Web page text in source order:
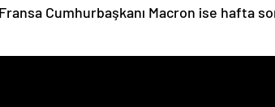
Cumhurbaşkanı Macron ise hafta